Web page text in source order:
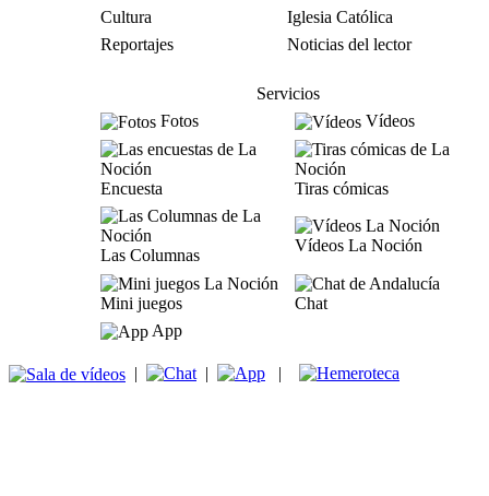
Cultura
Iglesia Católica
Reportajes
Noticias del lector
Servicios
Fotos
Vídeos
Encuesta Tiras cómicas
Las Columnas
Vídeos La Noción
Mini juegos
Chat
App
| | |